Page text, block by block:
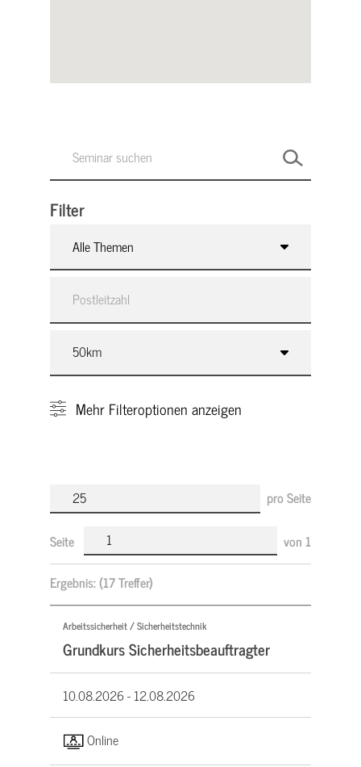
Filter
Alle Themen
Mehr Filteroptionen anzeigen
pro Seite
Seite von 1
Ergebnis:(17 Treffer)
Arbeitssicherheit / Sicherheitstechnik
Grundkurs Sicherheitsbeauftragter
10.08.2026 -12.08.2026
Online